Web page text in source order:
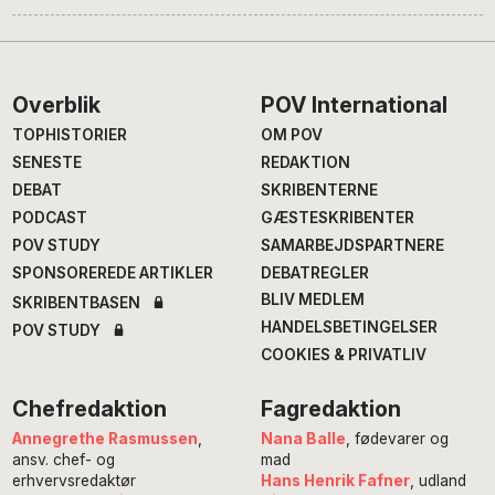
Footer
Overblik
TOPHISTORIER
SENESTE
DEBAT
PODCAST
POV STUDY
SPONSOREREDE ARTIKLER
SKRIBENTBASEN
POV STUDY
POV International
OM POV
REDAKTION
SKRIBENTERNE
GÆSTESKRIBENTER
SAMARBEJDSPARTNERE
DEBATREGLER
BLIV MEDLEM
HANDELSBETINGELSER
COOKIES & PRIVATLIV
Chefredaktion
Annegrethe Rasmussen
ansv. chef- og
erhvervsredaktør
Fagredaktion
Nana Balle , fødevarer og
mad
Hans Henrik Fafner, udland